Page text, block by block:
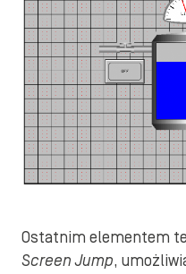
Ostatnim elementem
Screen Jump,